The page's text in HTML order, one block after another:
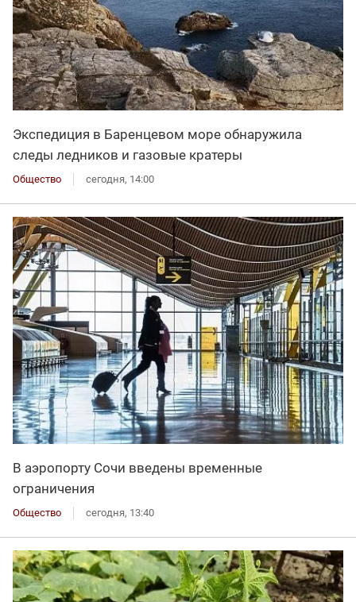
Экспедиция в Баренцевом море обнаружила
следы ледников и газовые кратеры
Общество сегодня, 14:00
В аэропорту Сочи введены временные
ограничения
Общество сегодня, 13:40